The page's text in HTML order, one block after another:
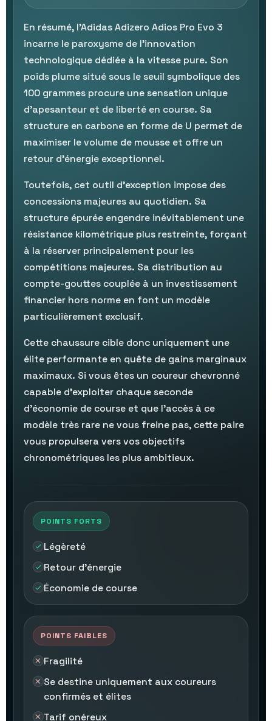
En résumé, l'Adidas Adizero Adios Pro Evo 3
incarne le paroxysme de l'innovation
technologique dédiée à la vitesse pure. Son
poids plume situé sous le seuil symbolique des
100 grammes procure une sensation unique
d'apesanteur et de liberté en course. Sa
structure en carbone en forme de U permet de
maximiser le volume de mousse et offre un
retour d'énergie exceptionnel.
Toutefois, cet outil d'exception impose des
concessions majeures au quotidien. Sa
structure épurée engendre inévitablement une
résistance kilométrique plus restreinte, forçant
à la réserver principalement pour les
compétitions majeures. Sa distribution au
compte-gouttes couplée à un investissement
financier hors norme en font un modèle
particulièrement exclusif.
Cette chaussure cible donc uniquement une
élite performante en quête de gains marginaux
maximaux. Si vous êtes un coureur chevronné
capable d'exploiter chaque seconde
d'économie de course et que l'accès à ce
modèle très rare ne vous freine pas, cette paire
vous propulsera vers vos objectifs
chronométriques les plus ambitieux.
POINTS FORTS
Légèreté
Retour d’énergie
Économie de course
POINTS FAIBLES
Fragilité
Se destine uniquement aux coureurs
confirmés et élites
Tarif onéreux